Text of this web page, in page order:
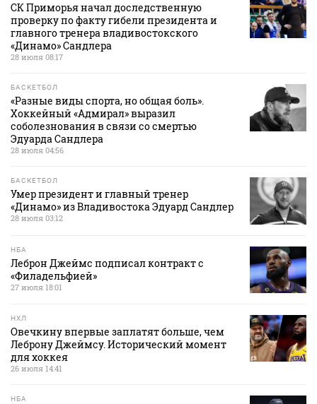
СК Приморья начал доследственную
проверку по факту гибели президента и
главного тренера владивостокского
«Динамо» Сандлера
28 июля 08:17
БАСКЕТБОЛ
«Разные виды спорта, но общая боль».
Хоккейный «Адмирал» выразил
соболезнования в связи со смертью
Эдуарда Сандлера
28 июля 04:56
БАСКЕТБОЛ
Умер президент и главный тренер
«Динамо» из Владивостока Эдуард Сандлер
28 июля 03:12
НБА
Леброн Джеймс подписал контракт с
«Филадельфией»
27 июля 18:01
НХЛ
Овечкину впервые заплатят больше, чем
Леброну Джеймсу. Исторический момент
для хоккея
26 июля 14:41
НБА